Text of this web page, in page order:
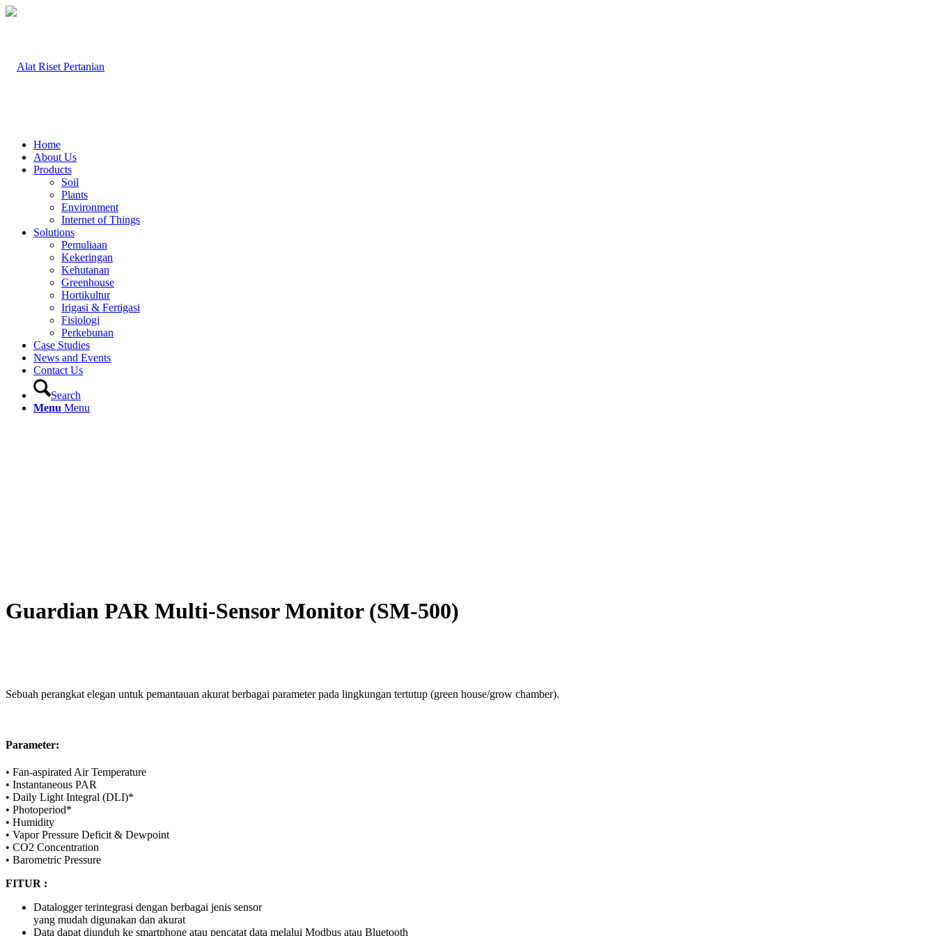
Home
About Us
Products
Soil
Plants
Environment
Internet of Things
Solutions
Pemuliaan
Kekeringan
Kehutanan
Greenhouse
Hortikultur
Irigasi & Fertigasi
Fisiologi
Perkebunan
Case Studies
News and Events
Contact Us
Search
Menu Menu
Guardian PAR Multi-Sensor Monitor (SM-500)
Sebuah perangkat elegan untuk pemantauan akurat berbagai parameter pada lingkungan tertutup (green house/grow chamber).
Parameter:
• Fan-aspirated Air Temperature
• Instantaneous PAR
• Daily Light Integral (DLI)*
• Photoperiod*
• Humidity
• Vapor Pressure Deficit & Dewpoint
• CO2 Concentration
• Barometric Pressure
FITUR :
Datalogger terintegrasi dengan berbagai jenis sensor
yang mudah digunakan dan akurat
Data dapat diunduh ke smartphone atau pencatat data melalui Modbus atau Bluetooth